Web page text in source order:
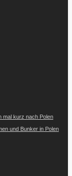
mal kurz nach Polen
und Bunker in Polen